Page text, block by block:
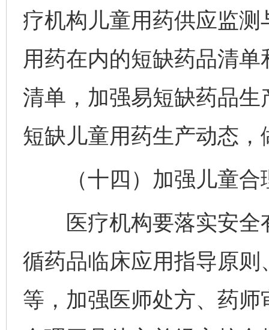
疗机构儿童用药供应监
用药在内的短缺药品清
清单，加强易短缺药品
短缺儿童用药生产动态，
（十四）加强儿童合
医疗机构要落实安全
循药品临床应用指导原
等，加强医师处方、药